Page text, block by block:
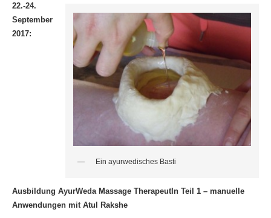
Ein ayurwedisches Basti
22.-24.
September
2017:
Ausbildung AyurWeda Massage TherapeutIn Teil 1 – manuelle
Anwendungen mit Atul Rakshe